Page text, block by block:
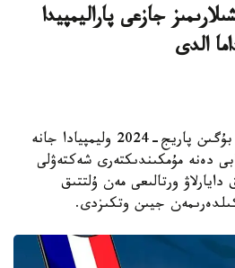
جازعى پاراليمپيدا
الدى
استانا. KAZINFORM - بۇگىن پاريج-2024 وليمپيادا جانە
دەنە مۇمكىندىكتەرى شەكتەۋلى
دايارلاۋ ورتالىعى مەن ۇلتتىق
جيىن وتكىزدى.